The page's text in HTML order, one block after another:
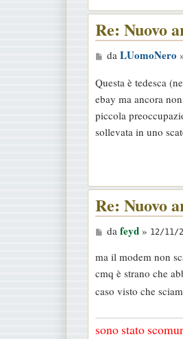
Re: Nuovo
M
s
s
a
g
o
da LUomoNero
Questa è tedesca
ebay ma ancora
piccola
sollevata in uno
Re: Nuovo
M
s
s
a
g
da feyd» 12/11/
ma il modem non
cmq è strano che
caso visto che
sono stato